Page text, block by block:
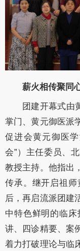
薪火相传聚同
团建开幕式由
掌门、黄元御医派
促进会黄元御医
会”）主任委员、
教授主持。他指出
传承。继开启祖
后，再启流派团建
中特色鲜明的临
讲、四诊精要、案
着力打破理论与临